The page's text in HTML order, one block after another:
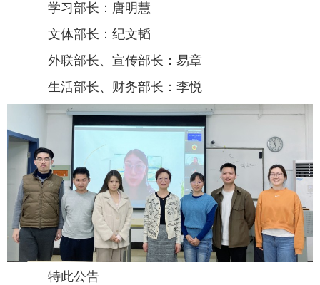
学习部长：唐明慧
文体部长：纪文韬
外联部长、宣传部长：易章
生活部长、财务部长：李悦
特此公告